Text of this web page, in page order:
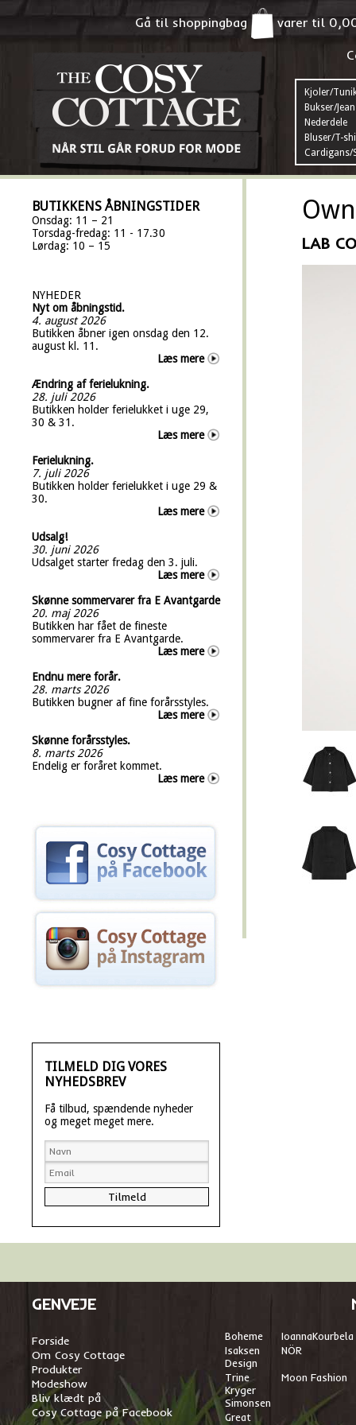
Gå til shoppingbag varer til
Kjoler/
Bukser/
Nederdele
Bluser/T-
Cardigans/
BUTIKKENS ÅBNINGSTIDER
Onsdag: 11 – 21
Torsdag-fredag: 11 - 17.30
Lørdag: 10 – 15
NYHEDER
Nyt om åbningstid.
4. august 2026
Butikken åbner igen onsdag den 12.
august kl. 11.
Læs mere
Ændring af ferielukning.
28. juli 2026
Butikken holder ferielukket i uge 29,
30 & 31.
Læs mere
Ferielukning.
7. juli 2026
Butikken holder ferielukket i uge 29 &
30.
Læs mere
Udsalg!
30. juni 2026
Udsalget starter fredag den 3. juli.
Læs mere
Skønne sommervarer fra E Avantgarde
20. maj 2026
Butikken har fået de fineste
sommervarer fra E Avantgarde.
Læs mere
Endnu mere forår.
28. marts 2026
Butikken bugner af fine forårsstyles.
Læs mere
Skønne forårsstyles.
8. marts 2026
Endelig er foråret kommet.
Læs mere
TILMELD DIG VORES
NYHEDSBREV
Få tilbud, spændende nyheder
og meget meget mere.
LAB
GENVEJE
Forside
Om Cosy Cottage
Produkter
Modeshow
Bliv klædt på
Cosy Cottage på Facebook
Boheme IoannaKourbela
Isaksen
Design
NÖR
Trine
Kryger
Simonsen
Moon Fashion
Great